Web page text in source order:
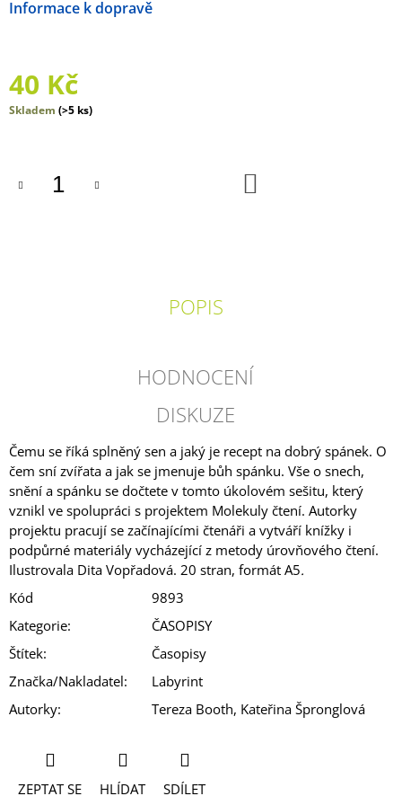
40 Kč
Měrná
Skladem (>5 ks)
POPIS
HODNOCENÍ
DISKUZE
Čemu se říká splněný sen a jaký je recept na dobrý spánek. O
čem sní zvířata a jak se jmenuje bůh spánku. Vše o snech,
snění a spánku se dočtete v tomto úkolovém sešitu, který
vznikl ve spolupráci s projektem Molekuly čtení. Autorky
projektu pracují se začínajícími čtenáři a vytváří knížky i
podpůrné materiály vycházející z metody úrovňového čtení.
Ilustrovala Dita Vopřadová. 20 stran, formát A5.
Kód
9893
Kategorie:
ČASOPISY
Štítek:
Časopisy
Značka/Nakladatel:
Labyrint
Autorky: Tereza Booth, Kateřina Špronglová
ZEPTAT SE HLÍDAT SDÍLET
J
CÍŤA
150
Kč